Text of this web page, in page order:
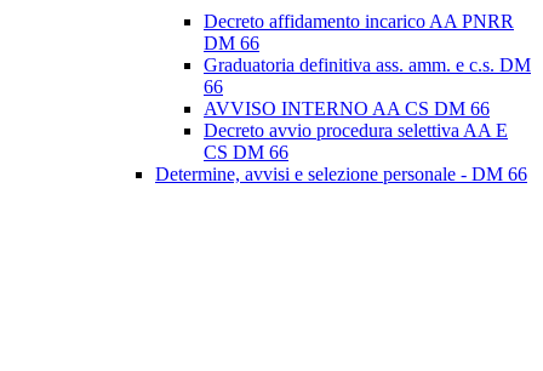
Decreto affidamento incarico AA PNRR
DM 66
Graduatoria definitiva ass. amm. e c.s. DM
66
AVVISO INTERNO AA CS DM 66
Decreto avvio procedura selettiva AA E
CS DM 66
Determine, avvisi e selezione personale - DM 66